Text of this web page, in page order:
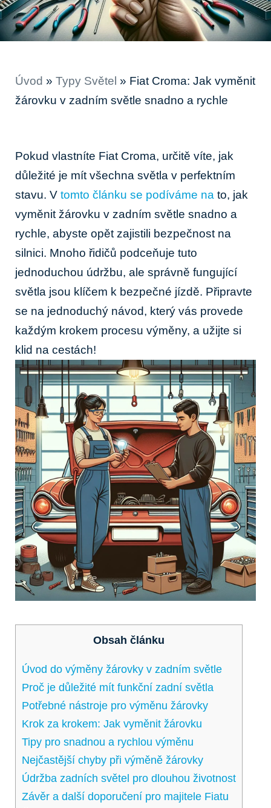
Úvod » Typy Světel » Fiat Croma: Jak vyměnit
žárovku v zadním světle snadno a rychle
Pokud vlastníte⁤ Fiat‍ Croma, určitě víte, jak
‌důležité je mít všechna světla v perfektním
stavu. ​V tomto článku se podíváme na to, jak
vyměnit žárovku v zadním světle⁤ snadno a
rychle, abyste opět‌ zajistili bezpečnost na
silnici. Mnoho řidičů podceňuje tuto
jednoduchou údržbu, ale‌ správně‌ fungující
⁢světla⁤ jsou klíčem k bezpečné⁤ jízdě. Připravte
se na jednoduchý návod, který vás provede
každým krokem procesu výměny, a užijte si
klid na cestách!
Obsah článku
Úvod do ‌výměny žárovky ‍v zadním světle
Proč je důležité mít funkční zadní světla
Potřebné nástroje pro výměnu žárovky
Krok za ​krokem: Jak vyměnit žárovku
Tipy pro snadnou a rychlou výměnu
Nejčastější ⁢chyby při výměně žárovky
Údržba ⁣zadních světel pro dlouhou životnost
Závěr a⁣ další doporučení pro majitele Fiatu